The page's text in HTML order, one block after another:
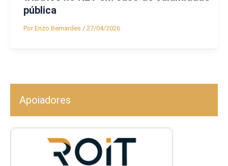
pública
PorEnzo Bernardes / 27/04/2026
Apoiadores